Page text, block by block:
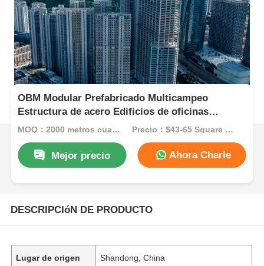
OBM Modular Prefabricado Multicampeo
Estructura de acero Edificios de oficinas
comerciales
MOQ：2000 metros cuadrados Precio：$43-65 Square Meters
Mejor precio Ahora Charle
DESCRIPCIóN DE PRODUCTO
Lugar de origen Shandong, China